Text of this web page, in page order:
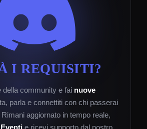
I REQUISITI?
della community e fai nuove
parla e connettiti con chi passerai
aggiornato in tempo reale,
e ricevi supporto dal nostro